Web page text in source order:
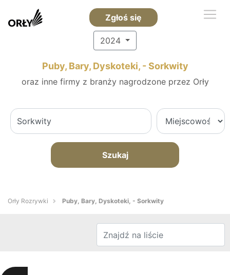
Zgłoś się
2024
Puby, Bary, Dyskoteki, - Sorkwity
oraz inne firmy z branży nagrodzone przez Orły
Szukaj
Orły Rozrywki Puby, Bary, Dyskoteki, - Sorkwity